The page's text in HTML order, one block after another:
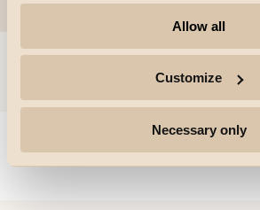
Allow all
Customize
Necessary only
Sprung zu
Could not load articles. Please